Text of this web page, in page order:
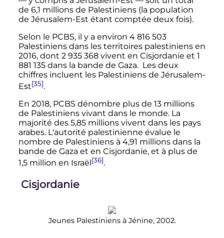
de 6,1 millionsde Palestiniens (la population
de Jérusalem-Est étant comptée deux fois).
Selon le PCBS, il y a environ 4 816 503
Palestiniens dans les territoires palestiniens en
2016, dont 2 935 368 vivent en Cisjordanie et 1
881 135 dans la bande de Gaza. Les deux
chiffres incluent les Palestiniens de Jérusalem-
Est[35].
En 2018, PCBS dénombre plus de 13 millions
de Palestiniens vivant dans le monde. La
majorité des 5,85 millions vivent dans les pays
arabes. L'autorité palestinienne évalue le
nombre de Palestiniens à 4,91 millions dans la
bande de Gaza et en Cisjordanie, et à plus de
1,5 million en Israël [36].
Cisjordanie
Jeunes Palestiniens à Jénine, 2002.